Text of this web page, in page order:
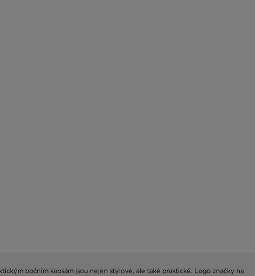
bočním kapsám jsou nejen stylové, ale také praktické. Logo značky na